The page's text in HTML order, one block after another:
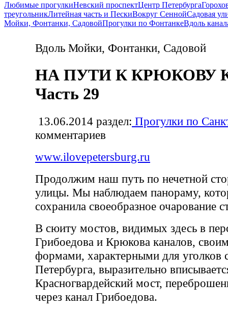
Любимые прогулкиНевский проспектЦентр Петербурга
треугольникЛитейная часть и ПескиВокруг СеннойСадовая
Мойки, Фонтанки, СадовойПрогулки по ФонтанкеВдоль
Вдоль Мойки, Фонтанки, Садовой
НА ПУТИ К КРЮКОВУ
Часть 29
13.06.2014 раздел: Прогулки по
комментариев
www.ilovepetersburg.ru
Продолжим наш путь по нечетной
улицы. Мы наблюдаем панораму,
сохранила своеобразное очарование
В сюиту мостов, видимых здесь в
Грибоедова и Крюкова каналов,
формами, характерными для уголков
Петербурга, выразительно
Красногвардейский мост,
через канал Грибоедова.